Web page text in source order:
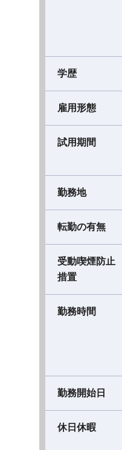
学歴
雇用形態
試用期間
勤務地
転勤の有無
受動喫煙防止
措置
勤務時間
勤務開始日
休日休暇